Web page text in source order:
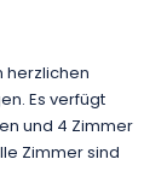
herzlichen
Es verfügt
und 4 Zimmer
Zimmer sind